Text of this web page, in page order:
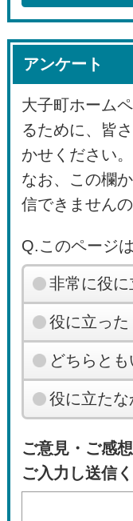
アンケート
大子町ホーム
るために、皆
かせください。
なお、この欄
信できません
Q.このページ
非常に役に
役に立った
どちらと
役に立たな
ご意見・ご感
ご入力し送信く